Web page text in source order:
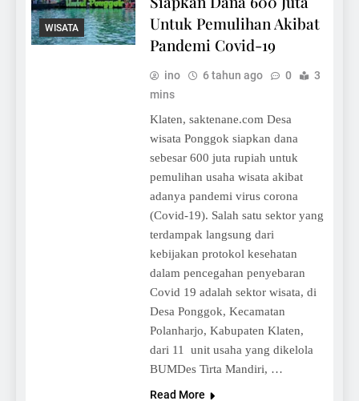
WISATA
Untuk Pemulihan Akibat
Pandemi Covid-19
ino 6 tahun ago 0
3
mins
Klaten, saktenane.com Desa
wisata Ponggok siapkan dana
sebesar 600 juta rupiah untuk
pemulihan usaha wisata akibat
adanya pandemi virus corona
(Covid-19). Salah satu sektor yang
terdampak langsung dari
kebijakan protokol kesehatan
dalam pencegahan penyebaran
Covid 19 adalah sektor wisata, di
Desa Ponggok, Kecamatan
Polanharjo, Kabupaten Klaten,
dari 11 unit usaha yang dikelola
BUMDes Tirta Mandiri, …
Read More